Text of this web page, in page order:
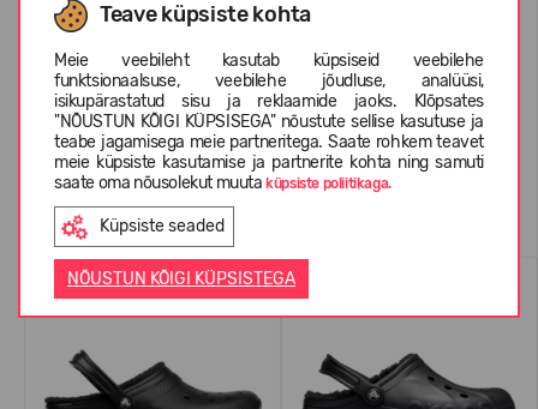
Teave küpsiste kohta
Meie veebileht kasutab küpsiseid veebilehe
funktsionaalsuse, veebilehe jõudluse, analüüsi,
isikupärastatud sisu ja reklaamide jaoks. Klõpsates
"NÕUSTUN KÕIGI KÜPSISEGA" nõustute sellise kasutuse ja
teabe jagamisega meie partneritega. Saate rohkem teavet
meie küpsiste kasutamise ja partnerite kohta ning samuti
saate oma nõusolekut muutaküpsiste poliitikaga.
Küpsiste seaded
NÕUSTUN KÕIGI KÜPSISTEGA
INFORMATSIOON KOHTA CROCS™
KLIENTIDE ARVUSTUSED (0)
Sarnased tooted